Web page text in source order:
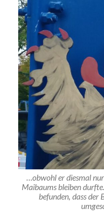
…obwohl er diesmal
Maibaums bleiben
befunden, dass der